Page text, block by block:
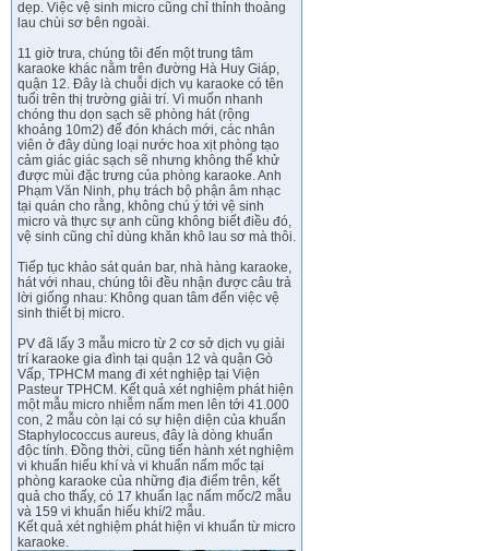
dẹp. Việc vệ sinh micro cũng chỉ thỉnh thoảng
lau chùi sơ bên ngoài.
11 giờ trưa, chúng tôi đến một trung tâm
karaoke khác nằm trên đường Hà Huy Giáp,
quận 12. Đây là chuỗi dịch vụ karaoke có tên
tuổi trên thị trường giải trí. Vì muốn nhanh
chóng thu dọn sạch sẽ phòng hát (rộng
khoảng 10m2) để đón khách mới, các nhân
viên ở đây dùng loại nước hoa xịt phòng tạo
cảm giác giác sạch sẽ nhưng không thể khử
được mùi đặc trưng của phòng karaoke. Anh
Phạm Văn Ninh, phụ trách bộ phận âm nhạc
tại quán cho rằng, không chú ý tới vệ sinh
micro và thực sự anh cũng không biết điều đó,
vệ sinh cũng chỉ dùng khăn khô lau sơ mà thôi.
Tiếp tục khảo sát quán bar, nhà hàng karaoke,
hát với nhau, chúng tôi đều nhận được câu trả
lời giống nhau: Không quan tâm đến việc vệ
sinh thiết bị micro.
PV đã lấy 3 mẫu micro từ 2 cơ sở dịch vụ giải
trí karaoke gia đình tại quận 12 và quận Gò
Vấp, TPHCM mang đi xét nghiệp tại Viện
Pasteur TPHCM. Kết quả xét nghiệm phát hiện
một mẫu micro nhiễm nấm men lên tới 41.000
con, 2 mẫu còn lại có sự hiện diện của khuẩn
Staphylococcus aureus, đây là dòng khuẩn
độc tính. Đồng thời, cũng tiến hành xét nghiệm
vi khuẩn hiếu khí và vi khuẩn nấm mốc tại
phòng karaoke của những địa điểm trên, kết
quả cho thấy, có 17 khuẩn lạc nấm mốc/2 mẫu
và 159 vi khuẩn hiếu khí/2 mẫu.
Kết quả xét nghiệm phát hiện vi khuẩn từ micro
karaoke.